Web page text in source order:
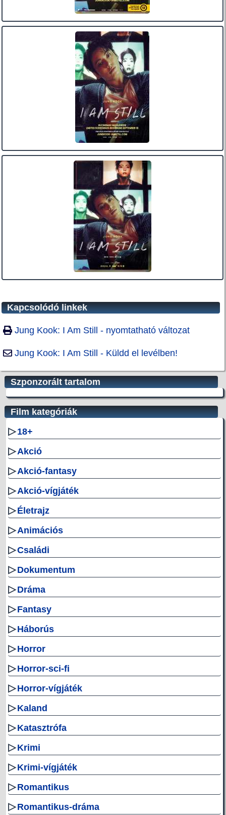
Kapcsolódó linkek
Jung Kook: I Am Still - nyomtatható változat
Jung Kook: I Am Still - Küldd el levélben!
Szponzorált tartalom
Film kategóriák
▷18+
▷Akció
▷Akció-fantasy
▷Akció-vígjáték
▷Életrajz
▷Animációs
▷Családi
▷Dokumentum
▷Dráma
▷Fantasy
▷Háborús
▷Horror
▷Horror-sci-fi
▷Horror-vígjáték
▷Kaland
▷Katasztrófa
▷Krimi
▷Krimi-vígjáték
▷Romantikus
▷Romantikus-dráma